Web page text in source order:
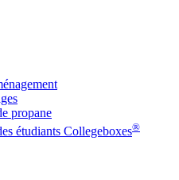
propane
étudiants Collegeboxes®